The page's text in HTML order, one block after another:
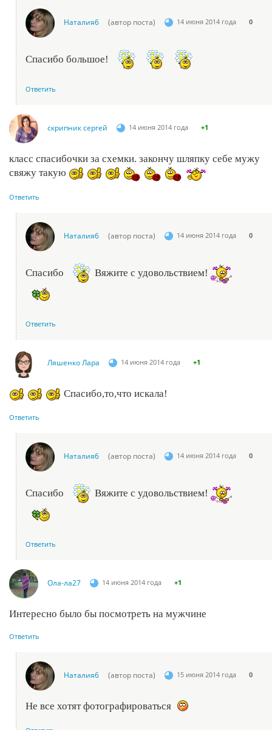
Наталия6 (автор поста) 14 июня 2014 года 0
Спасибо большое!
Ответить
скрипник сергей 14 июня 2014 года +1
класс спасибочки за схемки. закончу шляпку себе мужу
свяжу такую
Ответить
Наталия6 (автор поста) 14 июня 2014 года 0
Спасибо Вяжите с удовольствием!
Ответить
Ляшенко Лара 14 июня 2014 года +1
Спасибо,то,что искала!
Ответить
Наталия6 (автор поста) 14 июня 2014 года 0
Спасибо Вяжите с удовольствием!
Ответить
Ола-ла27 14 июня 2014 года +1
Интересно было бы посмотреть на мужчине
Ответить
Наталия6 (автор поста) 15 июня 2014 года 0
Не все хотят фотографироваться